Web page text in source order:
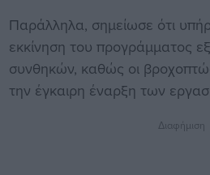
Παράλληλα, σημείωσε ότι
εκκίνηση του προγράμματος
συνθηκών, καθώς οι
την έγκαιρη έναρξη των
Διαφήμιση